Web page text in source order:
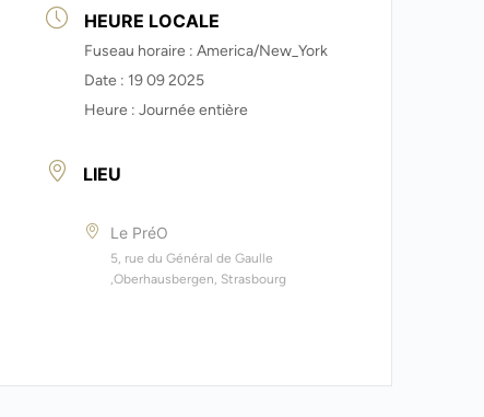
HEURE LOCALE
Fuseau horaire : America/New_York
Date : 19 09 2025
Heure : Journée entière
LIEU
Le PréO
5, rue du Général de Gaulle
,Oberhausbergen, Strasbourg